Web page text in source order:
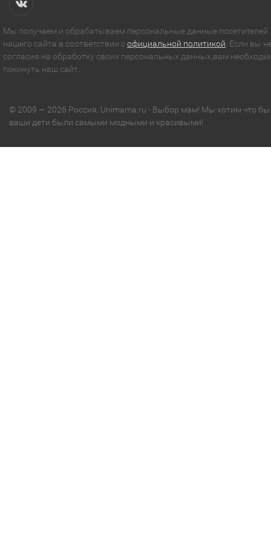
Мы получаем и обрабатываем персональные данные посетителей
нашего сайта в соответствии софициальной политикой . Если вы
согласия на обработку своих персональных данных,вам
покинуть наш сайт.
© 2009 — 2026 Россия. Unimama.ru - Выбор мам! Мы хотим что бы
ваши дети были самыми модными и красивыми!